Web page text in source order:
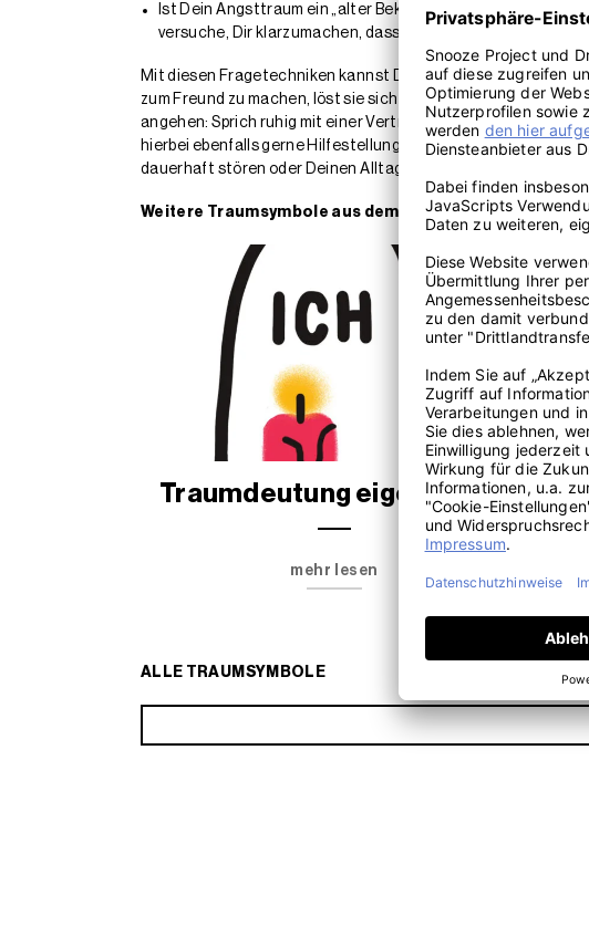
Ist Dein Angsttraum ein „alter Bekannter“, den Du schon
versuche, Dir klarzumachen, dass die Angst davor
Mit diesen Fragetechniken kannst Du viele diffuse Ängste zu
zum Freund zu machen, löst sie sich häufig nach und nach in
angehen: Sprich ruhig mit einer Vertrauensperson über
hierbei ebenfalls gerne Hilfestellung. Sie sind auch die
dauerhaft stören oder Deinen Alltag übermäßig erschweren.
Weitere Traumsymbole aus dem Traumdeuter
Traumdeutung eigener Tod
mehr lesen
ALLE TRAUMSYMBOLE